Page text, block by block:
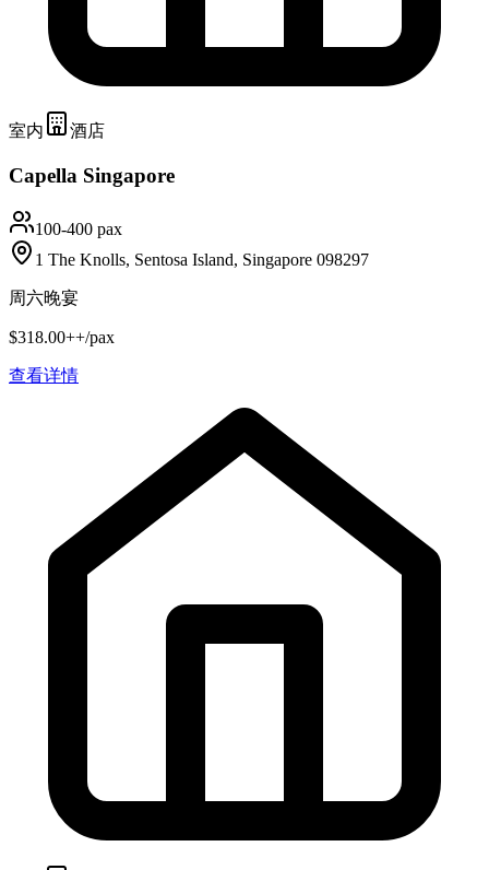
室内 酒店
Capella Singapore
100-400 pax
1 The Knolls, Sentosa Island, Singapore 098297
周六晚宴
$318.00++/pax
查看详情